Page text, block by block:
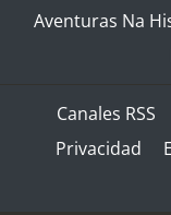
Aventuras Na
Canales RSS
Privacidad